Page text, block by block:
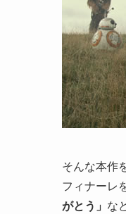
そんな本作
フィナーレ
がとう」 な